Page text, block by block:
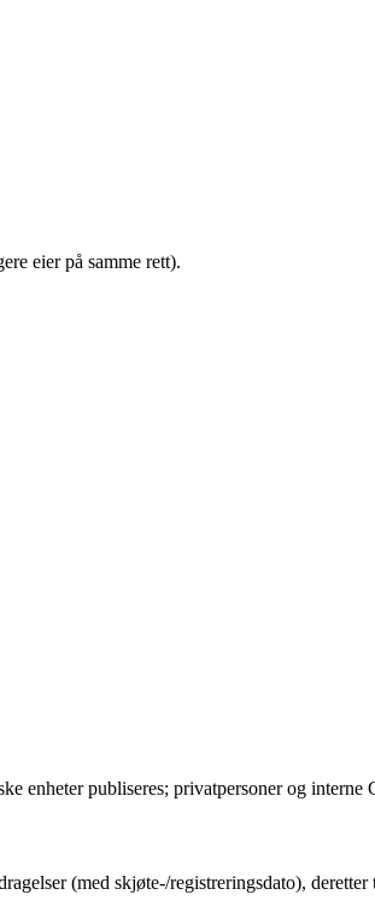
eier på samme rett).
enheter publiseres; privatpersoner og
(med skjøte-/registreringsdato),